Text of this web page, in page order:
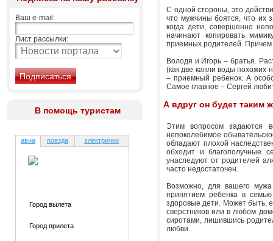
Ваш e-mail:
Лист рассылки:
В помощь туристам
авиа поезда электрички
С одной стороны, это
что мужчины боятся, что их
когда дети, совершенно
начинают копировать
приемных родителей. Причем
Володя и Игорь – братья.
(как две капли воды похожих
– приемный ребенок. А
Самое главное – Сергей
А вдруг он будет таким
Этим вопросом задаются
непоколебимое
обладают плохой
обходит и благополучные
унаследуют от родителей
часто недостаточен.
Возможно, для вашего мужа
принятием ребенка в
здоровые дети. Может быть,
сверстников или в любом
сиротами, лишившись
любви.